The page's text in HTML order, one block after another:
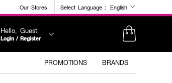
Our Stores Select Language : English
Hello, Guest
Login / Register
PROMOTIONS BRANDS